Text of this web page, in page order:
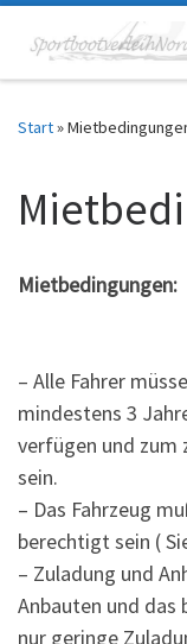
Zum Inhalt springen
Start»
Mietbedingungen:
– Alle Fahrer
mindestens 3
verfügen und zum
sein.
– Das Fahrzeug
berechtigt sein (
– Zuladung und
Anbauten und das
nur geringe